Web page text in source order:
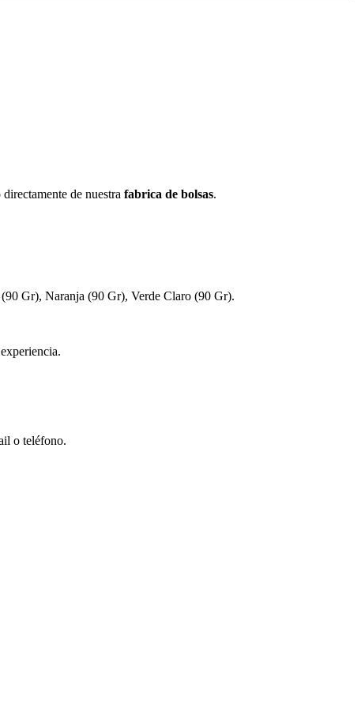
de nuestra fabrica de bolsas.
Gr), Naranja (90 Gr), Verde Claro (90 Gr).
o teléfono.